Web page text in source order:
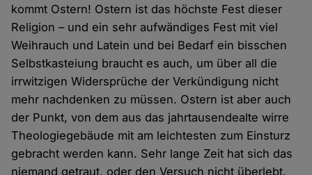
kommt Ostern! Ostern ist das höchste Fest dieser
Religion – und ein sehr aufwändiges Fest mit viel
Weihrauch und Latein und bei Bedarf ein bisschen
Selbstkasteiung braucht es auch, um über all die
irrwitzigen Widersprüche der Verkündigung nicht
mehr nachdenken zu müssen. Ostern ist aber auch
der Punkt, von dem aus das jahrtausendealte wirre
Theologiegebäude mit am leichtesten zum Einsturz
gebracht werden kann. Sehr lange Zeit hat sich das
niemand getraut, oder den Versuch nicht überlebt.